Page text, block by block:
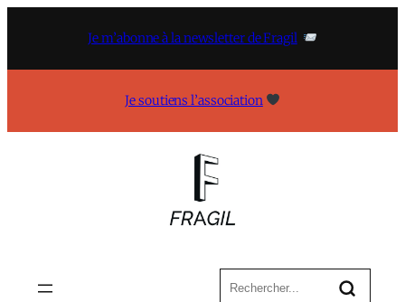
Je m’abonne à la newsletter de Fragil
Je soutiens l’association